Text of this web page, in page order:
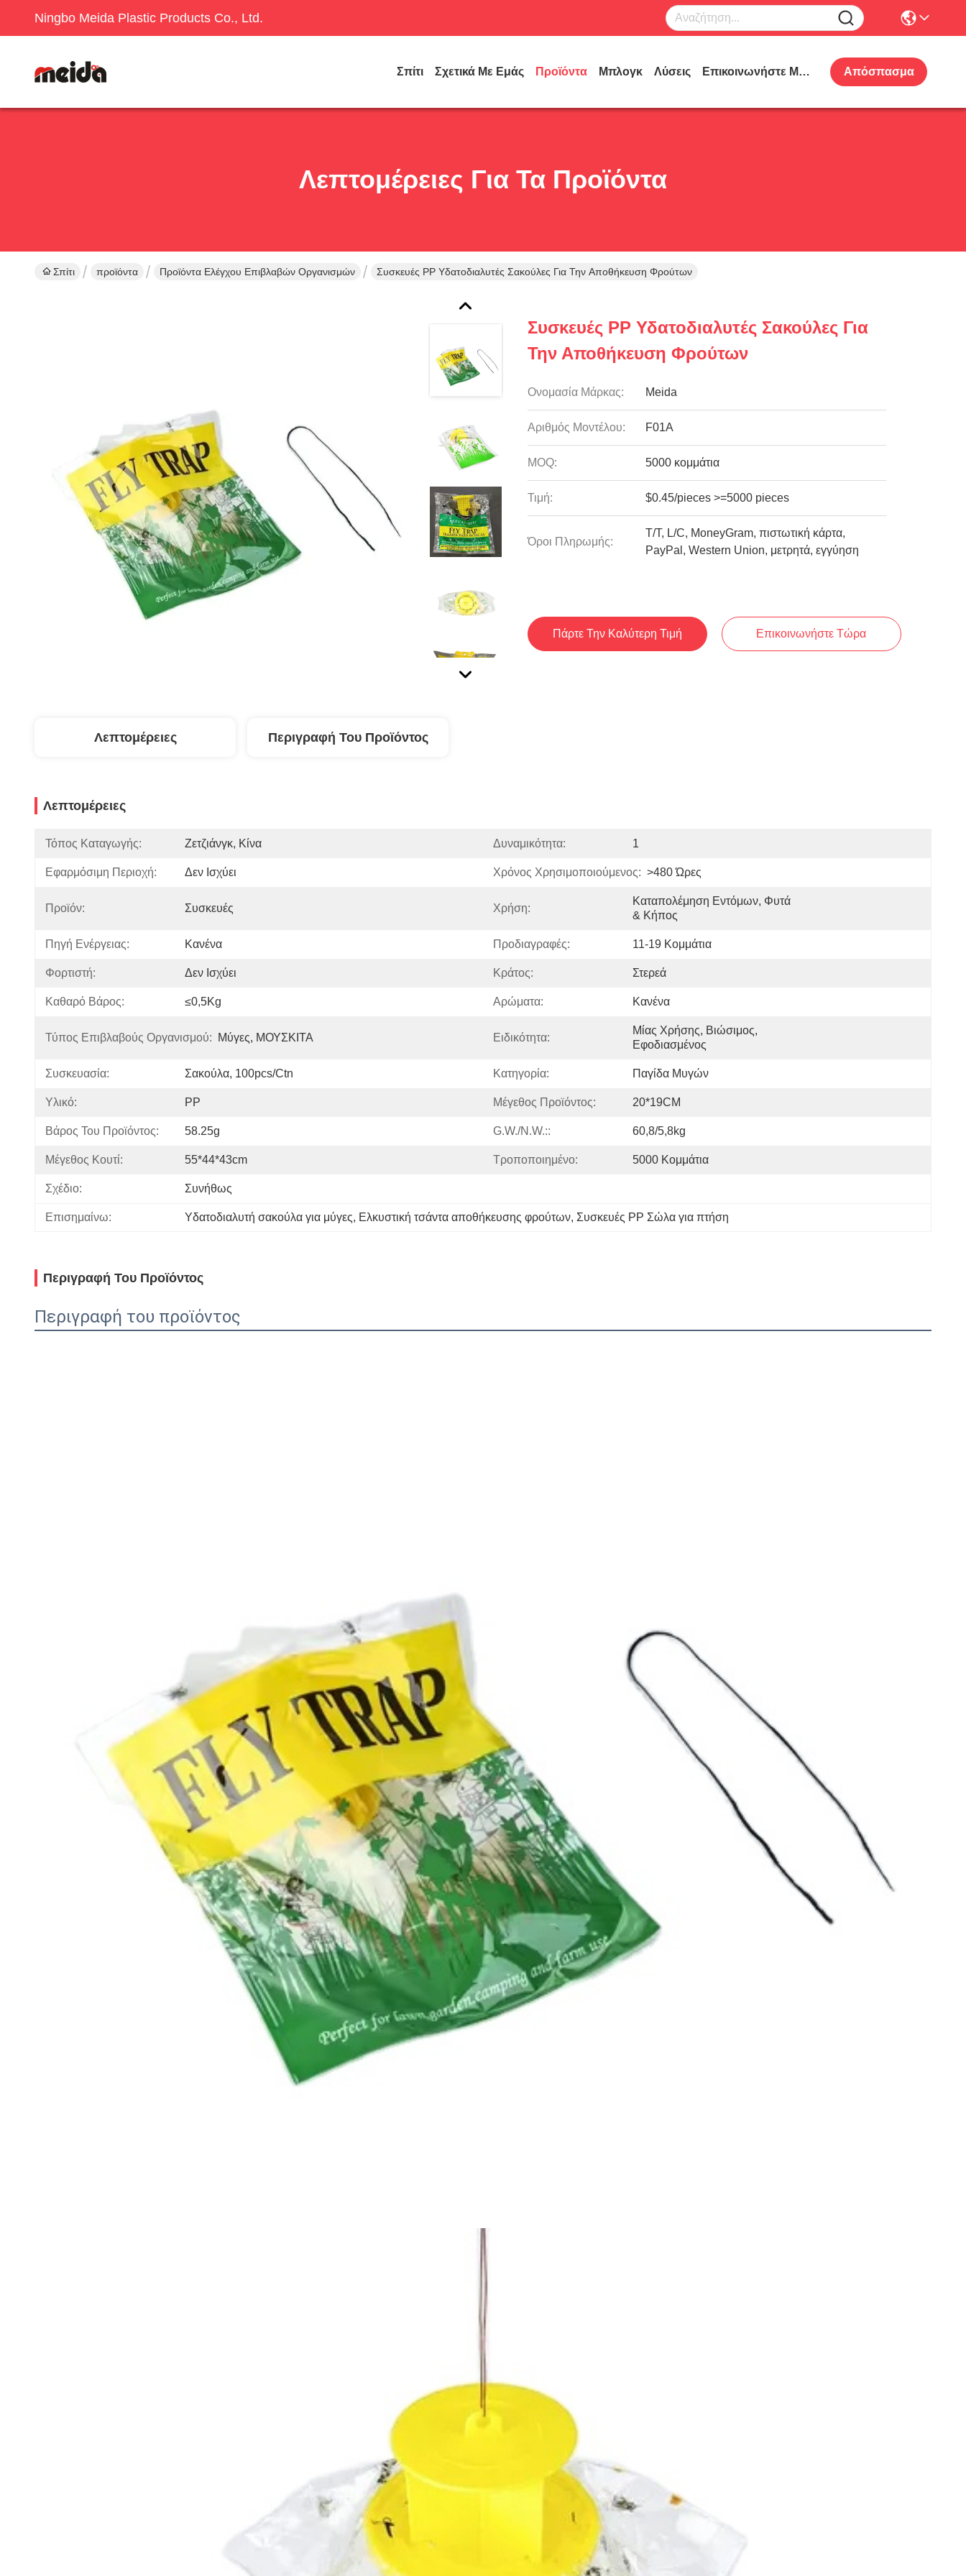
Ningbo Meida Plastic Products Co., Ltd.
Σπίτι Σχετικά Με Εμάς Προϊόντα Μπλογκ Λύσεις Επικοινωνήστε Μαζί Μας Απόσπασμα
Λεπτομέρειες Για Τα Προϊόντα
Σπίτι προϊόντα Προϊόντα Ελέγχου Επιβλαβών Οργανισμών Συσκευές PP Υδατοδιαλυτές Σακούλες Για Την Αποθήκευση Φρούτων
Συσκευές PP Υδατοδιαλυτές Σακούλες Για
Την Αποθήκευση Φρούτων
Ονομασία Μάρκας: Meida
Αριθμός Μοντέλου: F01A
MOQ: 5000 κομμάτια
Τιμή: $0.45/pieces >=5000 pieces
Όροι Πληρωμής:
Τ/Τ, L/C, MoneyGram, πιστωτική κάρτα,
PayPal, Western Union, μετρητά, εγγύηση
Πάρτε Την Καλύτερη Τιμή Επικοινωνήστε Τώρα
Λεπτομέρειες Περιγραφή Του Προϊόντος
Λεπτομέρειες
Τόπος Καταγωγής: Ζετζιάνγκ, Κίνα Δυναμικότητα: 1
Εφαρμόσιμη Περιοχή: Δεν Ισχύει Χρόνος Χρησιμοποιούμενος: >480 Ώρες
Προϊόν: Συσκευές Χρήση:
Καταπολέμηση Εντόμων, Φυτά
& Κήπος
Πηγή Ενέργειας: Κανένα Προδιαγραφές: 11-19 Κομμάτια
Φορτιστή: Δεν Ισχύει Κράτος: Στερεά
Καθαρό Βάρος: ≤0,5Kg Αρώματα: Κανένα
Τύπος Επιβλαβούς Οργανισμού: Μύγες, ΜΟΥΣΚΙΤΑ Ειδικότητα:
Μίας Χρήσης, Βιώσιμος,
Εφοδιασμένος
Συσκευασία: Σακούλα, 100pcs/ctn Κατηγορία: Παγίδα Μυγών
Υλικό: PP Μέγεθος Προϊόντος: 20*19CM
Βάρος Του Προϊόντος: 58.25g G.W./N.W.:: 60,8/5,8kg
Μέγεθος Κουτί: 55*44*43cm Τροποποιημένο: 5000 Κομμάτια
Σχέδιο: Συνήθως
Επισημαίνω: Υδατοδιαλυτή σακούλα για μύγες, Ελκυστική τσάντα αποθήκευσης φρούτων, Συσκευές PP Σώλα για πτήση
Περιγραφή Του Προϊόντος
Περιγραφή του προϊόντος